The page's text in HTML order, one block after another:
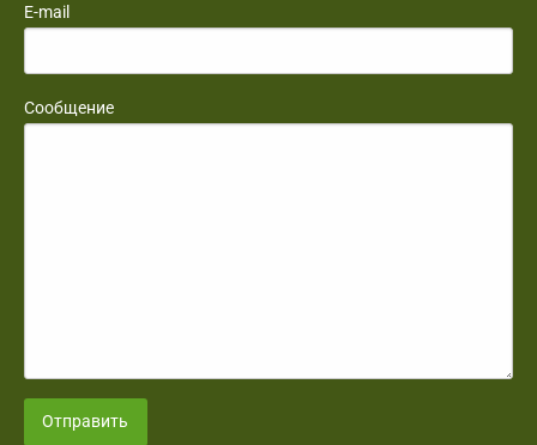
E-mail
Сообщение
Отправить